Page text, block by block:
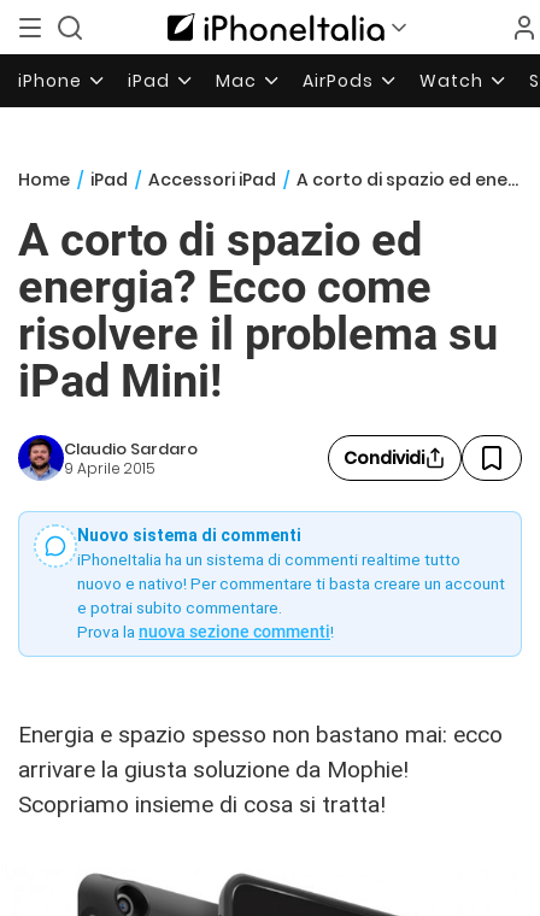
iPhone iPad Mac AirPods Watch
Home / iPad / Accessori iPad / A corto di spazio ed energia? Ecco come risolvere il problema su iPad Mini!
A corto di spazio ed
energia? Ecco come
risolvere il problema su
iPad Mini!
Claudio Sardaro
9 Aprile 2015 Condividi
Nuovo sistema di commenti
iPhoneItalia ha un sistema di commenti realtime tutto
nuovo e nativo! Per commentare ti basta creare un account
e potrai subito commentare.
Prova la nuova sezione commenti!
Energia e spazio spesso non bastano mai: ecco
arrivare la giusta soluzione da Mophie!
Scopriamo insieme di cosa si tratta!